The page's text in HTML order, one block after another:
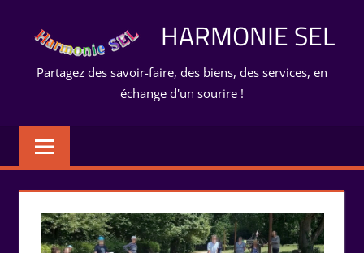
HARMONIE SEL
Partagez des savoir-faire, des biens, des services, en
échange d'un sourire !